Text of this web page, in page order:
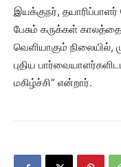
இயக்குநர்,
பேசும் கருக்கள்
வெளியாகும்
புதிய
மகிழ்ச்சி” என்றார்.